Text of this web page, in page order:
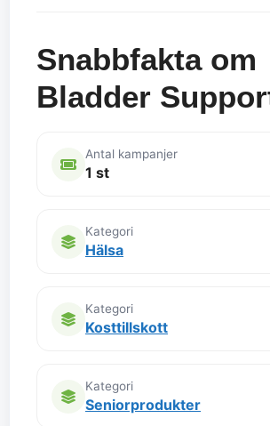
Snabbfakta om
Bladder
Antal kampanjer
1 st
Kategori
Hälsa
Kategori
Kosttillskott
Kategori
Seniorprodukter